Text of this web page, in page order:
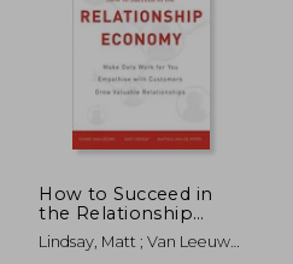
How to Succeed in
the Relationship
Economy: Make Data
Work for You,
Lindsay, Matt ; Van Leeuwe,